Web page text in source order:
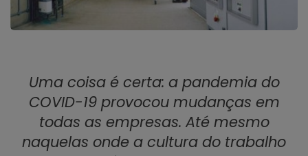
Uma coisa é certa: a pandemia do
COVID-19 provocou mudanças em
todas as empresas. Até mesmo
naquelas onde a cultura do trabalho